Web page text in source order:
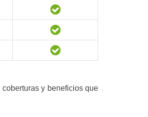
y beneficios que